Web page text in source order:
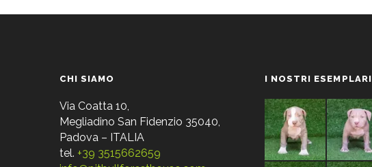
CHI SIAMO
Via Coatta 10,
Megliadino San Fidenzio 35040,
Padova – ITALIA
tel. +39 3515662659
I NOSTRI ESEMPLARI